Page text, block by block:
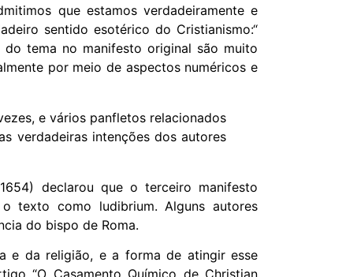
que estamos verdadeiramente e
sentido esotérico do Cristianismo:“
tema no manifesto original são muito
por meio de aspectos numéricos e
e vários panfletos relacionados
verdadeiras intenções dos autores
declarou que o terceiro manifesto
o texto como ludibrium. Alguns autores
do bispo de Roma.
e da religião, e a forma de atingir esse
“O Casamento Químico de Christian